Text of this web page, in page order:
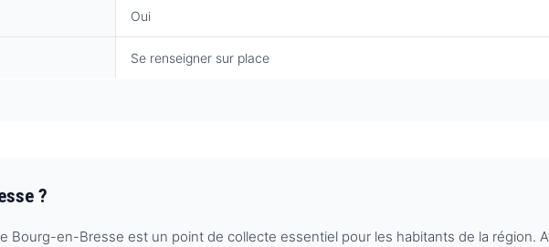
Oui
Se renseigner sur place
?
en-Bresse est un point de collecte essentiel pour les habitants de la région.